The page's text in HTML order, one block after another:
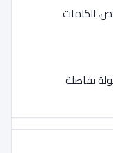
الكلمات